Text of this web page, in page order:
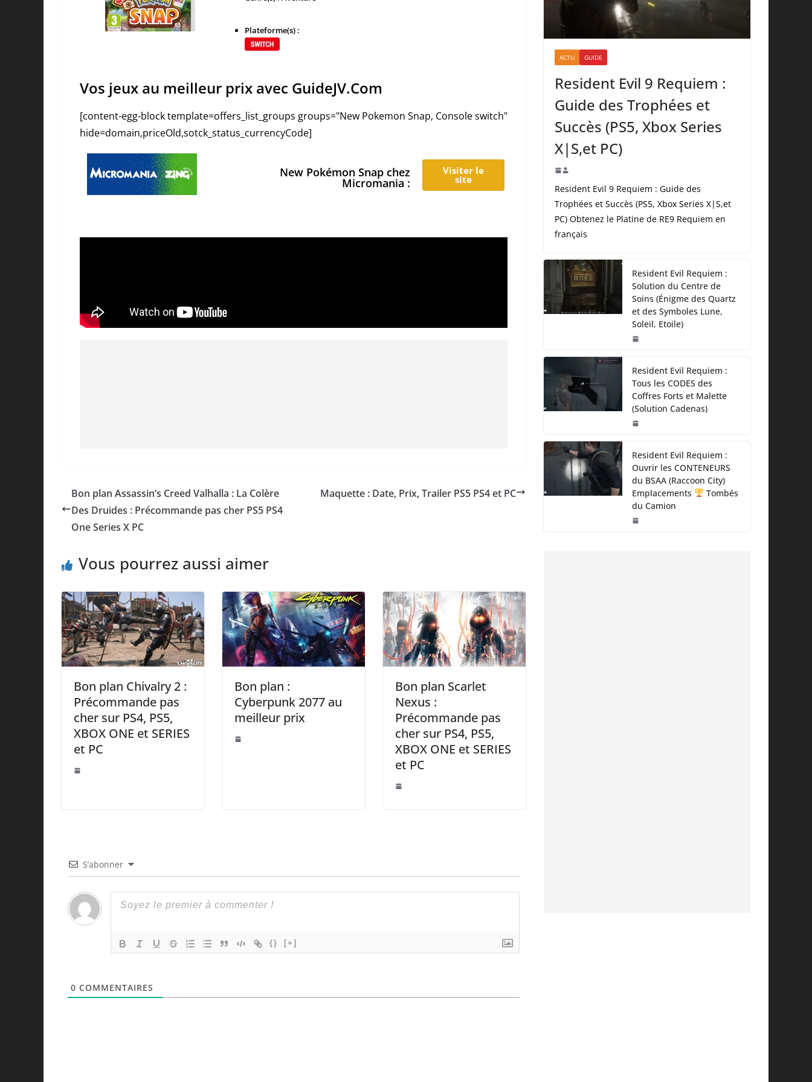
Plateforme(s) :
Vos jeux au meilleur prix avec GuideJV.Com
[content-egg-block template=offers_list_groups groups="New Pokemon Snap, Console switch"
hide=domain,priceOld,sotck_status_currencyCode]
New Pokémon Snap chez
Micromania :
Visiter le
site
Bon plan Assassin’s Creed Valhalla : La Colère
Des Druides : Précommande pas cher PS5 PS4
One Series X PC
Maquette : Date, Prix, Trailer PS5 PS4 et PC
Vous pourrez aussi aimer
Bon plan Chivalry 2 :
Précommande pas
cher sur PS4, PS5,
XBOX ONE et SERIES
et PC
Bon plan :
Cyberpunk 2077 au
meilleur prix
Bon plan Scarlet
Nexus :
Précommande pas
cher sur PS4, PS5,
XBOX ONE et SERIES
et PC
S’abonner
{} [+]
0 COMMENTAIRES
ACTU GUIDE
Resident Evil 9 Requiem :
Guide des Trophées et
Succès (PS5, Xbox Series
X|S,et PC)
Resident Evil 9 Requiem : Guide des
Trophées et Succès (PS5, Xbox Series X|S,et
PC) Obtenez le Platine de RE9 Requiem en
français
Resident Evil Requiem :
Solution du Centre de
Soins (Énigme des Quartz
et des Symboles Lune,
Soleil, Etoile)
Resident Evil Requiem :
Tous les CODES des
Coffres Forts et Malette
(Solution Cadenas)
Resident Evil Requiem :
Ouvrir les CONTENEURS
du BSAA (Raccoon City)
Emplacements
Tombés
du Camion